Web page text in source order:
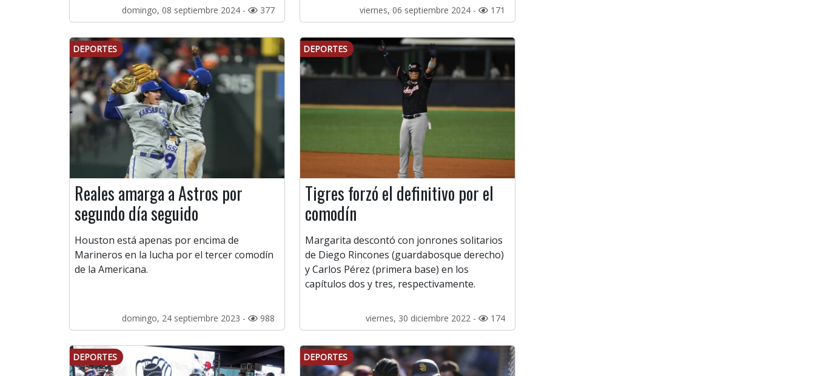
domingo, 08 septiembre 2024 - 377 viernes, 06 septiembre 2024 - 171
DEPORTES
Reales amarga a Astros por
segundo día seguido
Houston está apenas por encima de
Marineros en la lucha por el tercer comodín
de la Americana.
domingo, 24 septiembre 2023 - 988
DEPORTES
Tigres forzó el definitivo por el
comodín
Margarita descontó con jonrones solitarios
de Diego Rincones (guardabosque derecho)
y Carlos Pérez (primera base) en los
capítulos dos y tres, respectivamente.
viernes, 30 diciembre 2022 - 174
DEPORTES DEPORTES